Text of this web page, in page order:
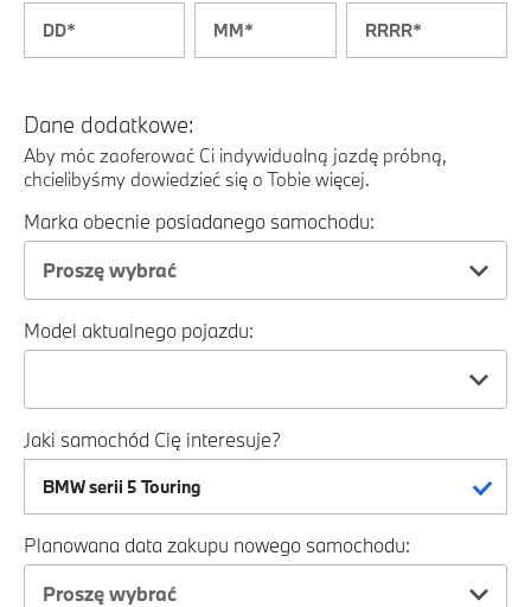
Dane dodatkowe:
Aby móc zaoferować Ci indywidualną jazdę próbną,
chcielibyśmy dowiedzieć się o Tobie więcej.
Marka obecnie posiadanego samochodu:
Proszę wybrać
Model aktualnego pojazdu:
Jaki samochód Cię interesuje?
Planowana data zakupu nowego samochodu:
Proszę wybrać